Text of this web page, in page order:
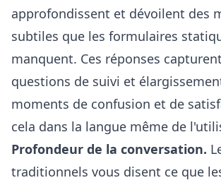
approfondissent et dévoilent des
subtiles que les formulaires
manquent. Ces réponses
questions de suivi et
moments de confusion et de
cela dans la langue même de
Profondeur de la conversation.
traditionnels vous disent ce que